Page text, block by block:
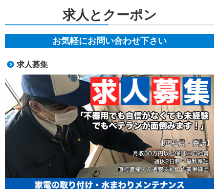
求人とクーポン
お気軽にお問い合わせ下さい
求人募集